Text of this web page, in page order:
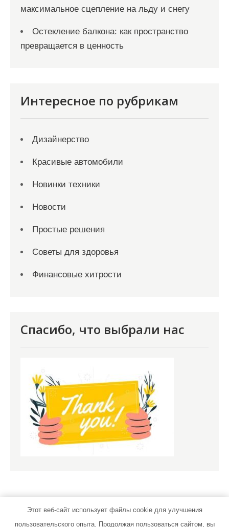
максимальное сцепление на льду и снегу
Остекление балкона: как пространство
превращается в ценность
Интересное по рубрикам
Дизайнерство
Красивые автомобили
Новинки техники
Новости
Простые решения
Советы для здоровья
Финансовые хитрости
Спасибо, что выбрали нас
Этот веб-сайт использует файлы cookie для улучшения
пользовательского опыта. Продолжая пользоваться сайтом, вы